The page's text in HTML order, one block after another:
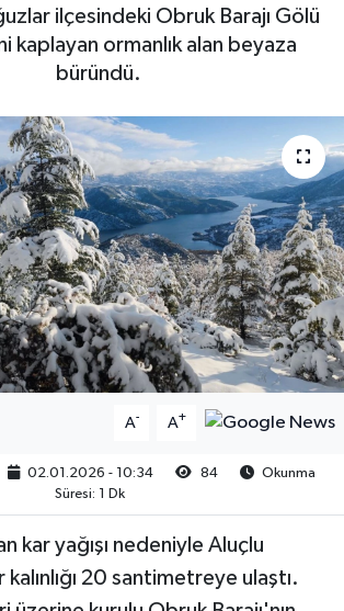
ilçesindeki Obruk Barajı Gölü
kaplayan ormanlık alan beyaza
büründü.
A- A+
02.01.2026 - 10:34 84
Okunma
Süresi: 1 Dk
kar yağışı nedeniyle Aluçlu
20 santimetreye ulaştı.
Durumu ve Fikstür
Haberleri